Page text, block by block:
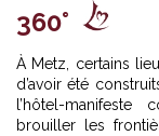
360°
À Metz, certains
d’avoir été
l’hôtel-
brouiller les